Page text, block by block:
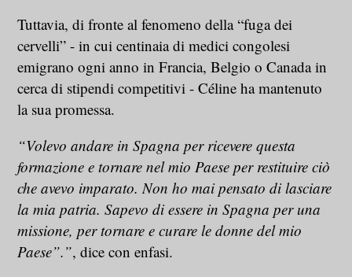
Tuttavia, di fronte al fenomeno della “fuga dei
cervelli” - in cui centinaia di medici congolesi
emigrano ogni anno in Francia, Belgio o Canada in
cerca di stipendi competitivi - Céline ha mantenuto
la sua promessa.
“Volevo andare in Spagna per ricevere questa
formazione e tornare nel mio Paese per restituire ciò
che avevo imparato. Non ho mai pensato di lasciare
la mia patria. Sapevo di essere in Spagna per una
missione, per tornare e curare le donne del mio
Paese”.”, dice con enfasi.